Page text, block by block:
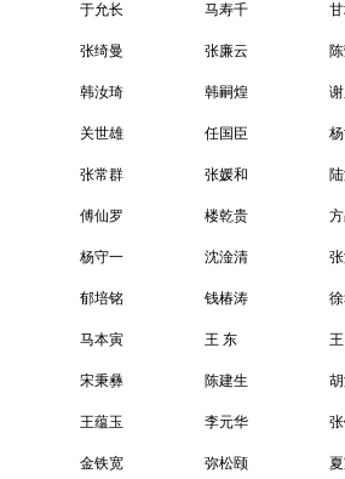
于允长 马寿千
张绮曼 张廉云
韩汝琦 韩嗣煌
关世雄 任国臣
张常群 张媛和
傅仙罗 楼乾贵
杨守一 沈淦清
郁培铭 钱椿涛
马本寅 王 东
宋秉彝 陈建生
王蕴玉 李元华
金铁宽 弥松颐